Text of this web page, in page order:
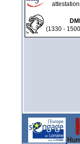
(1330 -